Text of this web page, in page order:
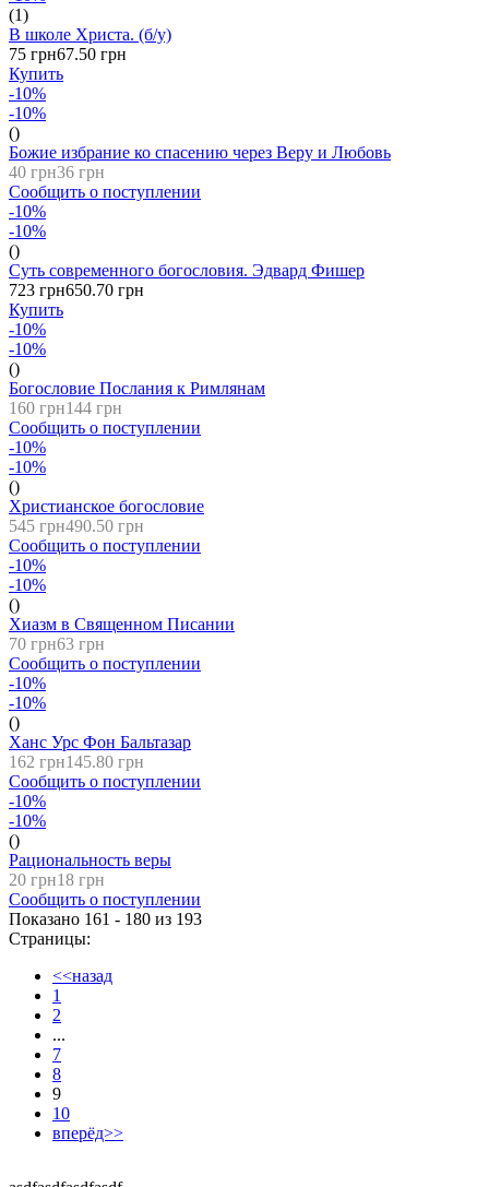
(1)
В школе Христа. (б/у)
75 грн67.50 грн
Купить
-10%
-10%
()
Божие избрание ко спасению через Веру и Любовь
40 грн36 грн
Сообщить о поступлении
-10%
-10%
()
Суть современного богословия. Эдвард Фишер
723 грн650.70 грн
Купить
-10%
-10%
()
Богословие Послания к Римлянам
160 грн144 грн
Сообщить о поступлении
-10%
-10%
()
Христианское богословие
545 грн490.50 грн
Сообщить о поступлении
-10%
-10%
()
Хиазм в Священном Писании
70 грн63 грн
Сообщить о поступлении
-10%
-10%
()
Ханс Урс Фон Бальтазар
162 грн145.80 грн
Сообщить о поступлении
-10%
-10%
()
Рациональность веры
20 грн18 грн
Сообщить о поступлении
Показано 161 - 180 из 193
Страницы:
<<назад
1
2
...
7
8
9
10
вперёд>>